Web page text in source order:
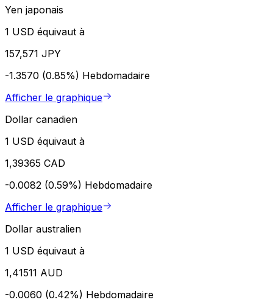
Yen japonais
1 USD équivaut à
157,571 JPY
-1.3570 (0.85%) Hebdomadaire
Afficher le graphique
Dollar canadien
1 USD équivaut à
1,39365 CAD
-0.0082 (0.59%) Hebdomadaire
Afficher le graphique
Dollar australien
1 USD équivaut à
1,41511 AUD
-0.0060 (0.42%) Hebdomadaire